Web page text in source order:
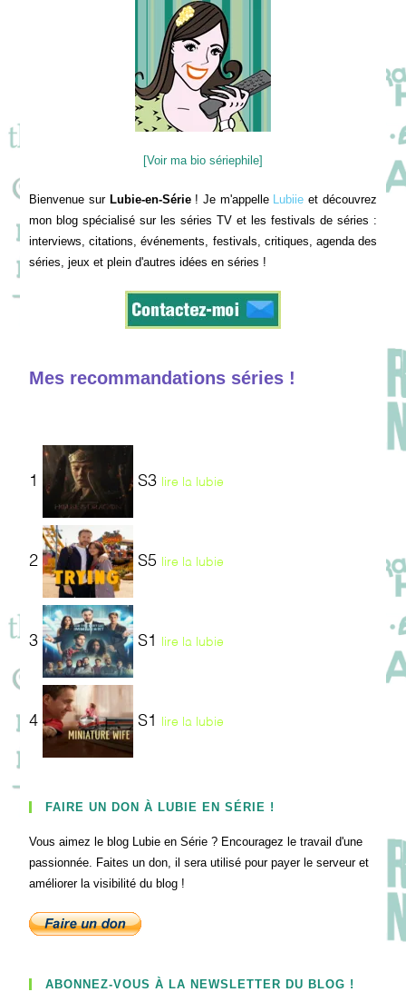
[Voir ma bio sériephile]
Bienvenue sur Lubie-en-Série! Je m'appelle Lubiie et découvrez
mon blog spécialisé sur les séries TV et les festivals de séries :
interviews, citations, événements, festivals, critiques, agenda des
séries, jeux et plein d'autres idées en séries !
Mes recommandations séries !
1 S3 lire la lubie
2 S5 lire la lubie
3 S1 lire la lubie
4 S1 lire la lubie
FAIRE UN DON À LUBIE EN SÉRIE !
Vous aimez le blog Lubie en Série ? Encouragez le travail d'une
passionnée. Faites un don, il sera utilisé pour payer le serveur et
améliorer la visibilité du blog !
ABONNEZ-VOUS À LA NEWSLETTER DU BLOG !